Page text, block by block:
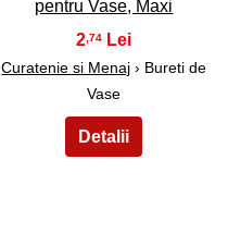
pentru Vase, Maxi
2 ,74
Curatenie si Menaj › Bureti de
Vase